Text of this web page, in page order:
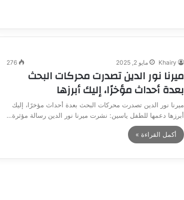
Khairy مايو 2, 2025 276
ميرنا نور الدين تصدرت محركات البحث
بعدة أحداث مؤخرًا، إليك أبرزها
ميرنا نور الدين تصدرت محركات البحث بعدة أحداث مؤخرًا، إليك
أبرزها دعمها للطفل ياسين: نشرت ميرنا نور الدين رسالة مؤثرة…
أكمل القراءة »